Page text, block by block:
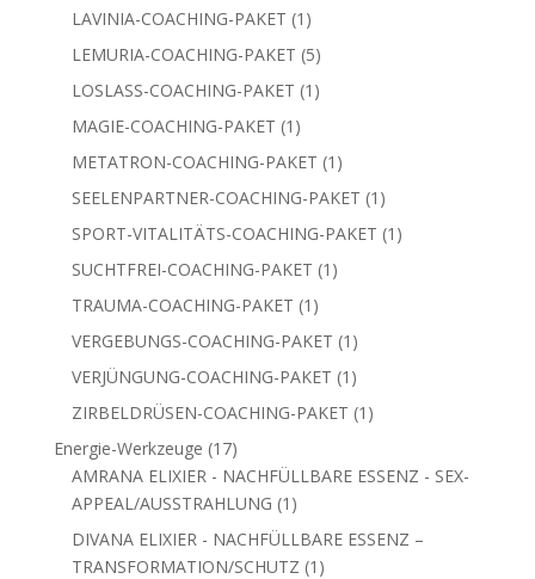
Produkt
LAVINIA-COACHING-PAKET 1 1
Produkt
LEMURIA-COACHING-PAKET 55
Produkte
LOSLASS-COACHING-PAKET 1 1
MAGIE-COACHING-PAKET 1 1
Produkt
METATRON-COACHING-PAKET 1 1
Produkt
SEELENPARTNER-COACHING-PAKET 1 1
Produkt
SPORT-VITALITÄTS-COACHING-PAKET 1 1
SUCHTFREI-COACHING-PAKET 1 1
TRAUMA-COACHING-PAKET 1 1
Produkt
VERGEBUNGS-COACHING-PAKET 1 1
Produkt
VERJÜNGUNG-COACHING-PAKET 1 1
Produkt
ZIRBELDRÜSEN-COACHING-PAKET 1 1
Energie-Werkzeuge 1717
Produkte
AMRANA ELIXIER - NACHFÜLLBARE ESSENZ - SEX-
APPEAL/AUSSTRAHLUNG 1 1
Produkt
DIVANA ELIXIER - NACHFÜLLBARE ESSENZ –
TRANSFORMATION/SCHUTZ 1 1